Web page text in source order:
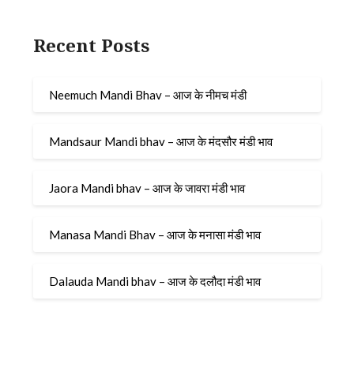
Recent Posts
Neemuch Mandi Bhav – आज के नीमच मंडी
Mandsaur Mandi bhav – आज के मंदसौर मंडी भाव
Jaora Mandi bhav – आज के जावरा मंडी भाव
Manasa Mandi Bhav – आज के मनासा मंडी भाव
Dalauda Mandi bhav – आज के दलौदा मंडी भाव